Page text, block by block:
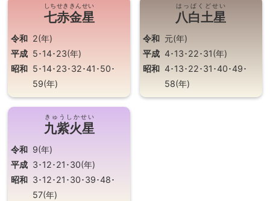
七赤金星
しちせききんせい
令和 2(年)
平成 5･14･23(年)
昭和 5･14･23･32･41･50･
59(年)
八白土星
はっぱくどせい
令和 元(年)
平成 4･13･22･31(年)
昭和 4･13･22･31･40･49･
58(年)
九紫火星
きゅうしかせい
令和 9(年)
平成 3･12･21･30(年)
昭和 3･12･21･30･39･48･
57(年)